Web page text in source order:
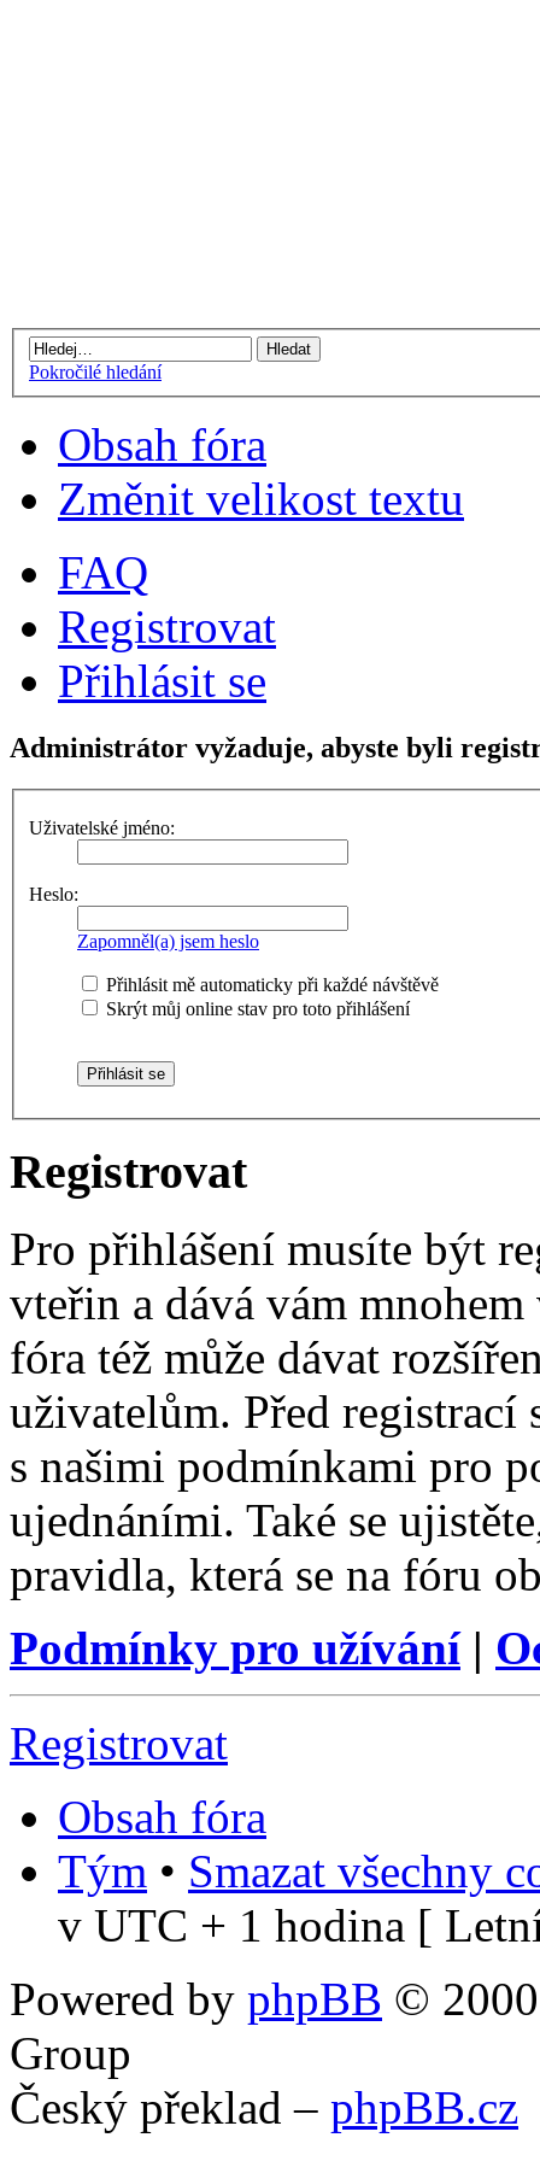
Pokročilé hledání
Obsah fóra
Změnit velikost textu
FAQ
Registrovat
Přihlásit se
Administrátor vyžaduje, abyste byli
Uživatelské jméno:
Heslo:
Zapomněl(a) jsem heslo
Přihlásit mě automaticky při každé návštěvě
Skrýt můj online stav pro toto přihlášení
Registrovat
Pro přihlášení musíte být
vteřin a dává vám
fóra též může dávat
uživatelům. Před registrací
s našimi podmínkami pro
ujednáními. Také se
pravidla, která se na fóru
Podmínky pro užívání|
Registrovat
Obsah fóra
Tým • Smazat všechny
v UTC + 1 hodina [
Powered by phpBB ©
Group
Český překlad – phpBB.cz